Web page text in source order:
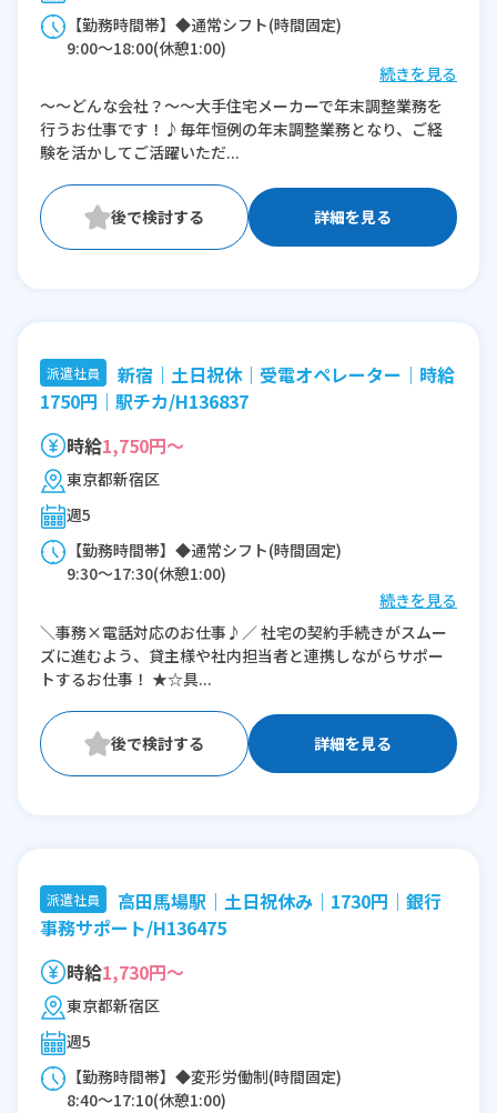
【勤務時間帯】◆通常シフト(時間固定)
9:00〜18:00(休憩1:00)
※残業：10〜20時間程度/月
続きを見る
～～どんな会社？～～大手住宅メーカーで年末調整業務を
行うお仕事です！♪毎年恒例の年末調整業務となり、ご経
験を活かしてご活躍いただ...
詳細を見る
派遣社員
新宿｜土日祝休｜受電オペレーター｜時給
1750円｜駅チカ/H136837
時給1,750円～
東京都新宿区
週5
【勤務時間帯】◆通常シフト(時間固定)
9:30〜17:30(休憩1:00)
※残業：0〜10時間程度/月
続きを見る
＼事務×電話対応のお仕事♪／ 社宅の契約手続きがスムー
ズに進むよう、貸主様や社内担当者と連携しながらサポー
トするお仕事！ ★☆具...
詳細を見る
派遣社員
高田馬場駅｜土日祝休み｜1730円｜銀行
事務サポート/H136475
時給1,730円～
東京都新宿区
週5
【勤務時間帯】◆変形労働制(時間固定)
8:40〜17:10(休憩1:00)